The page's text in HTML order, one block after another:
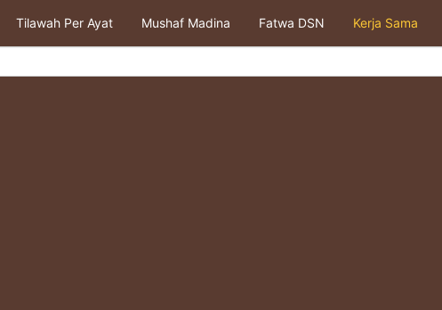
Tilawah Per Ayat Mushaf Madina Fatwa DSN Kerja Sama